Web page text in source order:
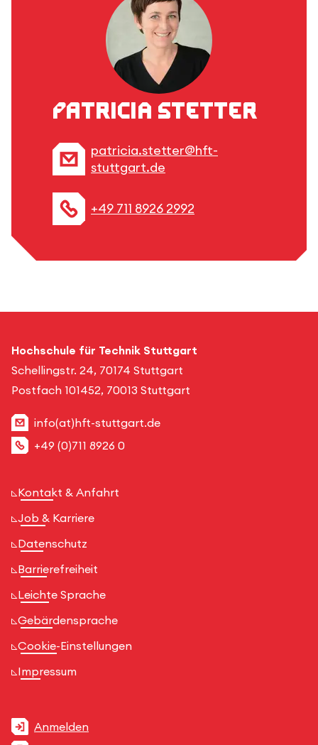
Patricia Stetter
patricia.stetter@hft-
stuttgart.de
+49 711 8926 2992
Hochschule für Technik Stuttgart
Schellingstr. 24, 70174 Stuttgart
Postfach 101452, 70013 Stuttgart
info(at)hft-stuttgart.de
+49 (0)711 8926 0
Kontakt & Anfahrt
Job & Karriere
Datenschutz
Barrierefreiheit
Leichte Sprache
Gebärdensprache
Cookie-Einstellungen
Impressum
Anmelden